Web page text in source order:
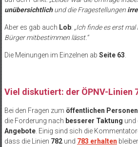
unübersichtlichund die Fragestellungen
Aber es gab auch Lob: „Ich finde es erst mal
Bürger mitbestimmen lässt.“
Die Meinungen im Einzelnen ab Seite 63
Viel diskutiert: der ÖPNV-Linien
Bei den Fragen zum öffentlichen
die Forderung nach besserer Taktung und
Angebote. Einig sind sich die
dass die Linien 782und 783 erhalten